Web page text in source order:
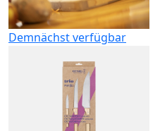
Demnächst verfügbar